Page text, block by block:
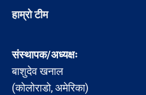
हाम्रो टीम
संस्थापक/अध्यक्षः
बाशुदेव खनाल
(कोलोराडो, अमेरिका)